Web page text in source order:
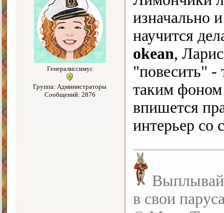
Генералиссимус
Группа: Администраторы
Сообщений: 2876
изначально
научится
okean,
"повесить" -
таким фоном
впишется
интерьер
в свои